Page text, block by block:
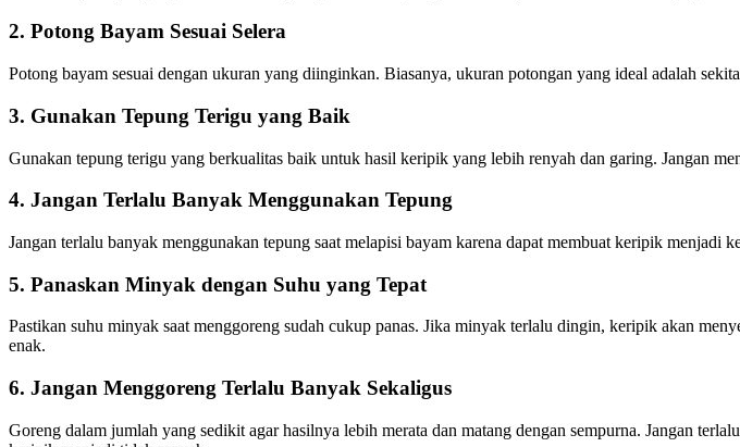
2. Potong Bayam Sesuai Selera
Potong bayam sesuai dengan ukuran yang diinginkan. Biasanya, ukuran potongan yang ideal adalah
3. Gunakan Tepung Terigu yang Baik
Gunakan tepung terigu yang berkualitas baik untuk hasil keripik yang lebih renyah dan garing. Jangan
4. Jangan Terlalu Banyak Menggunakan Tepung
Jangan terlalu banyak menggunakan tepung saat melapisi bayam karena dapat membuat keripik menjadi
5. Panaskan Minyak dengan Suhu yang Tepat
Pastikan suhu minyak saat menggoreng sudah cukup panas. Jika minyak terlalu dingin, keripik akan
enak.
6. Jangan Menggoreng Terlalu Banyak Sekaligus
Goreng dalam jumlah yang sedikit agar hasilnya lebih merata dan matang dengan sempurna. Jangan